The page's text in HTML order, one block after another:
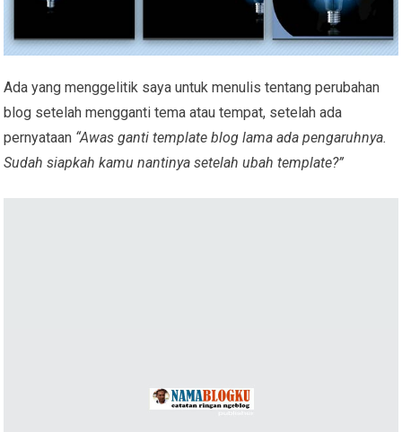
Ada yang menggelitik saya untuk menulis tentang perubahan
blog setelah mengganti tema atau tempat, setelah ada
pernyataan “Awas ganti template blog lama ada pengaruhnya.
Sudah siapkah kamu nantinya setelah ubah template?”